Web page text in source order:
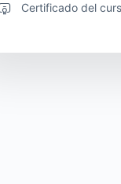
Certificado del